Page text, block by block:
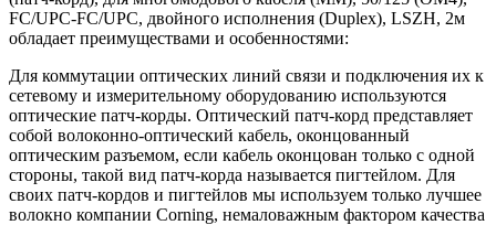
FC/UPC-FC/UPC, двойного исполнения (Duplex), LSZH, 2м
обладает преимуществами и особенностями:
Для коммутации оптических линий связи и подключения их к
сетевому и измерительному оборудованию используются
оптические патч-корды. Оптический патч-корд представляет
собой волоконно-оптический кабель, оконцованный
оптическим разъемом, если кабель оконцован только с одной
стороны, такой вид патч-корда называется пигтейлом. Для
своих патч-кордов и пигтейлов мы используем только лучшее
волокно компании Corning, немаловажным фактором качества